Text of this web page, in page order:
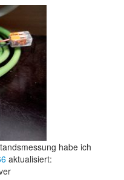
habe ich
aktualisiert: